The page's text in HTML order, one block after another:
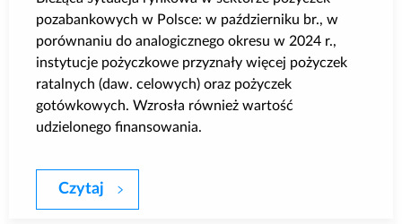
pozabankowych w Polsce: w październiku br., w
porównaniu do analogicznego okresu w 2024 r.,
instytucje pożyczkowe przyznały więcej pożyczek
ratalnych (daw. celowych) oraz pożyczek
gotówkowych. Wzrosła również wartość
udzielonego finansowania.
Czytaj Sprzedaż pożyczek dla klientów